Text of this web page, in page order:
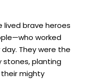
lived brave heroes
worked
They were the
stones, planting
mighty